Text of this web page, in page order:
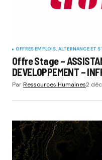
OFFRES EMPLOIS, ALTERNANCE ET
Offre Stage –
DEVELOPPEMENT –
ParRessources Humaines2